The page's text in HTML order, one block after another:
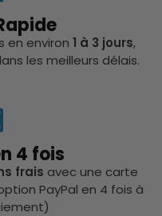
en environ 1 à 3 jours,
les meilleurs délais.
4 fois
frais avec une carte
PayPal en 4 fois à